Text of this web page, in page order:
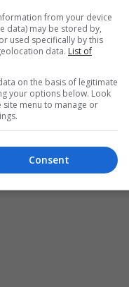
from your device
data) may be stored by,
used specifically by this
data. List of
on the basis of legitimate
your options below. Look
menu to manage or
Consent